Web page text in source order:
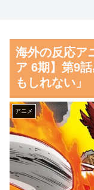
ｗｗｗｗｗ
【Pickup06072014】
【朗報】齋藤飛鳥、
完全に見えてる動画が
てしまう…
磁気嵐、地球由来
主導…JAXAの衛星「
が観測！
舌を絡ませて、唾
海外の反応ア
ア 6期】第9
もしれない」
アニメ